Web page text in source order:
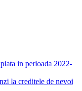
in perioada 2022-
la creditele de nevoi